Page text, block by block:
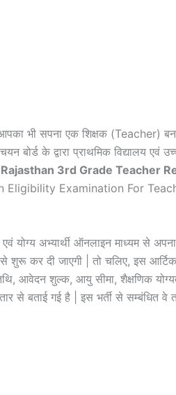
भी सपना एक शिक्षक (Teacher)
के द्वारा प्राथमिक विद्यालय एवं
Rajasthan 3rd Grade Teacher
Eligibility Examination For
अभ्यार्थी ऑनलाइन माध्यम से
शुरू कर दी जाएगी | तो चलिए, इस
आवेदन शुल्क, आयु सीमा, शैक्षणिक
से बताई गई है | इस भर्ती से सम्बंधित वे